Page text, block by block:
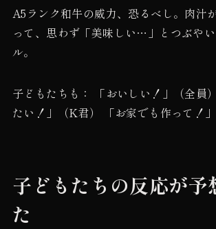
A5ランク和牛の威力、恐るべし。肉汁
って、思わず「美味しい…」とつぶや
ル。
子どもたちも： 「おいしい！」（全員
たい！」（K君） 「お家でも作って！
子どもたちの反応が予
た